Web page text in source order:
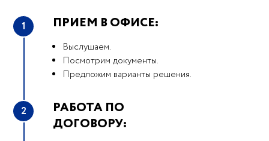
1 ПРИЕМ В ОФИСЕ:
Выслушаем.
Посмотрим документы.
Предложим варианты решения.
2
РАБОТА ПО
ДОГОВОРУ: